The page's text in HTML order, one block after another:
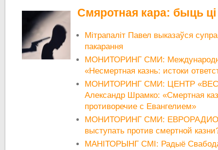
Смяротная кара: быць
Мітрапаліт Павел выказаўся
пакарання
МОНИТОРИНГ СМИ:
«Несмертная казнь: истоки
МОНИТОРИНГ СМИ: ЦЕНТР
Александр Шрамко: «Cмертная
противоречие с Евангелием»
МОНИТОРИНГ СМИ: ЕВРОРАДИО:
выступать против смертной
МАНІТОРЫНГ СМІ: Радыё